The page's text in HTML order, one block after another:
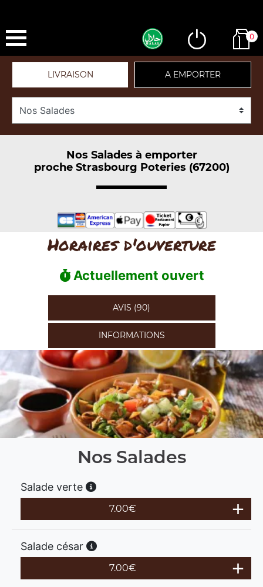
0
LIVRAISON A EMPORTER
Nos Salades à emporter
proche Strasbourg Poteries (67200)
Horaires d'ouverture
Actuellement ouvert
AVIS (90)
INFORMATIONS
Nos Salades
Salade verte
7.00€
Salade césar
7.00€